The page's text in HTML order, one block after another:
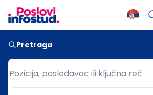
Pretraga
Pozicija, poslodavac ili ključna reč
Pozicija, poslodavac ili ključna reč